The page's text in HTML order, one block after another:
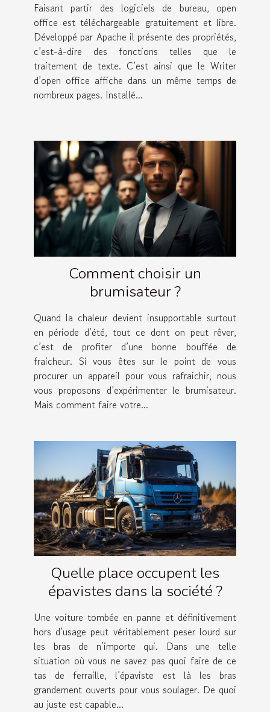
Faisant partir des logiciels de bureau, open
office est téléchargeable gratuitement et libre.
Développé par Apache il présente des propriétés,
c’est-à-dire des fonctions telles que le
traitement de texte. C’est ainsi que le Writer
d’open office affiche dans un même temps de
nombreux pages. Installé...
Comment choisir un
brumisateur ?
Quand la chaleur devient insupportable surtout
en période d’été, tout ce dont on peut rêver,
c’est de profiter d’une bonne bouffée de
fraicheur. Si vous êtes sur le point de vous
procurer un appareil pour vous rafraichir, nous
vous proposons d’expérimenter le brumisateur.
Mais comment faire votre...
Quelle place occupent les
épavistes dans la société ?
Une voiture tombée en panne et définitivement
hors d’usage peut véritablement peser lourd sur
les bras de n’importe qui. Dans une telle
situation où vous ne savez pas quoi faire de ce
tas de ferraille, l’épaviste est là les bras
grandement ouverts pour vous soulager. De quoi
au juste est capable...